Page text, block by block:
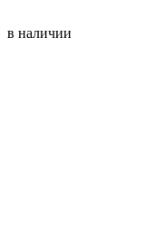
в наличии